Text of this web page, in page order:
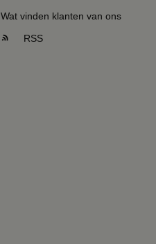
Wat vinden klanten van ons
RSS